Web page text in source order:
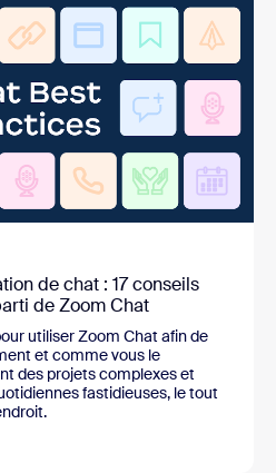
de chat : 17 conseils
de Zoom Chat
utiliser Zoom Chat afin de
et comme vous le
des projets complexes et
fastidieuses, le tout